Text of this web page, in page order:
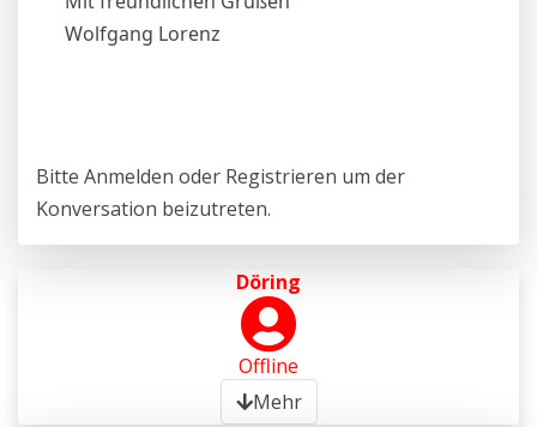
Wolfgang Lorenz
Bitte Anmelden oder Registrieren um der
Konversation beizutreten.
Döring
Offline
Mehr